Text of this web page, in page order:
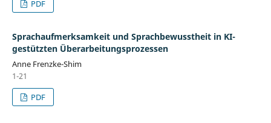
PDF
Sprachaufmerksamkeit und Sprachbewusstheit in KI-
gestützten Überarbeitungsprozessen
Anne Frenzke-Shim
1-21
PDF